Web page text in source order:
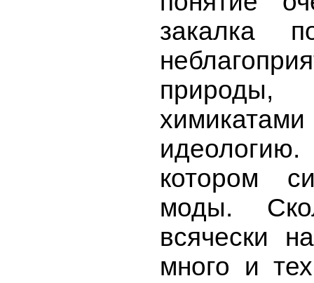
закалка
природы,
идеологию.
котором
моды.
всячески
много и